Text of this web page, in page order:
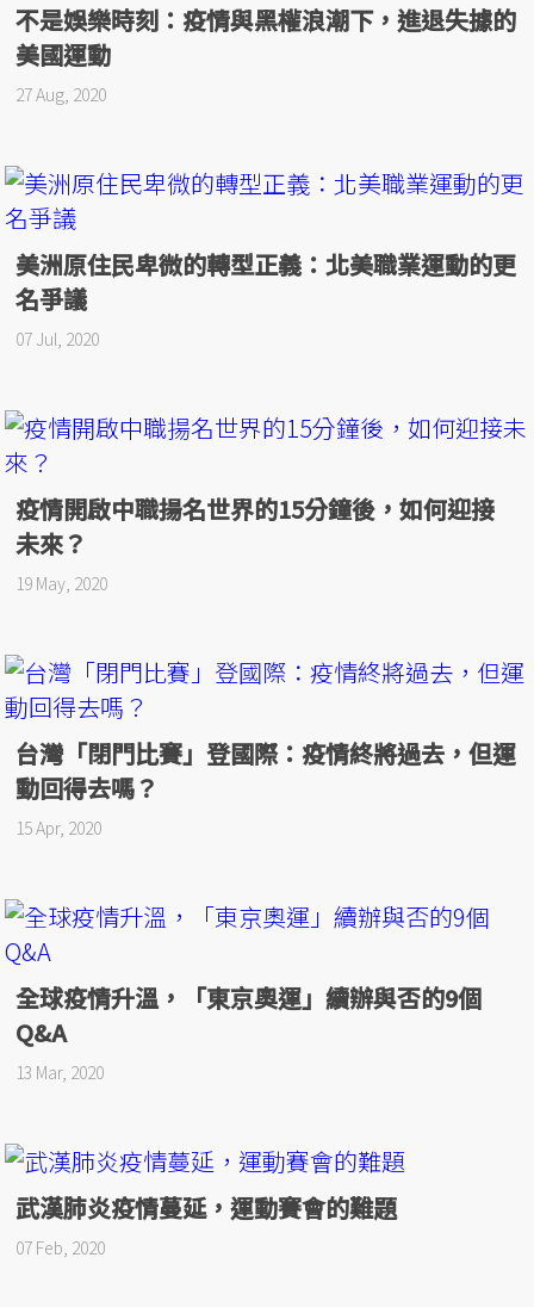
不是娛樂時刻：疫情與黑權浪潮下，進退失據的
美國運動
27 Aug, 2020
美洲原住民卑微的轉型正義：北美職業運動的更
名爭議
07 Jul, 2020
疫情開啟中職揚名世界的15分鐘後，如何迎接
未來？
19 May, 2020
台灣「閉門比賽」登國際：疫情終將過去，但運
動回得去嗎？
15 Apr, 2020
全球疫情升溫，「東京奧運」續辦與否的9個
Q&A
13 Mar, 2020
武漢肺炎疫情蔓延，運動賽會的難題
07 Feb, 2020